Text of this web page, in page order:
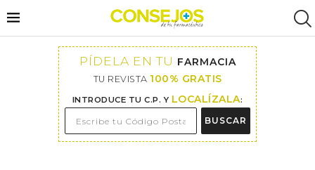
PÍDELA EN TU FARMACIA
TU REVISTA 100% GRATIS
INTRODUCE TU C.P. Y LOCALÍZALA:
BUSCAR